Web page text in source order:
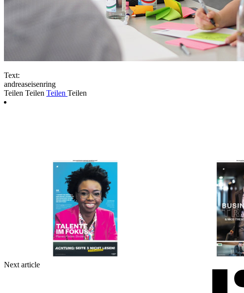
Text:
andreaseisenring
Teilen Teilen Teilen Teilen
Next article